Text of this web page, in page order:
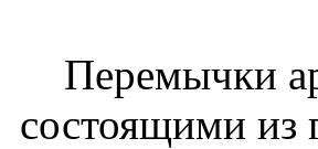
Перемычки
состоящими из